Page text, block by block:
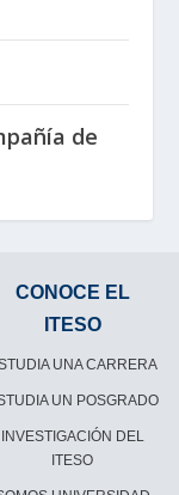
de
CONOCE EL
ITESO
UNA CARRERA
UN POSGRADO
INVESTIGACIÓN DEL
ITESO